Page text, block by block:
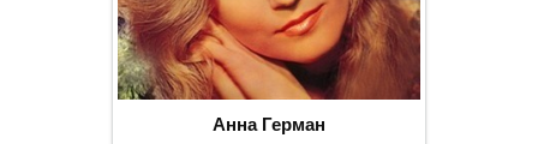
Анна Герман